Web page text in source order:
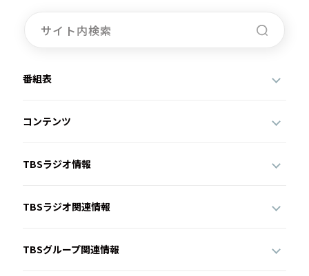
番組表
コンテンツ
TBSラジオ情報
TBSラジオ関連情報
TBSグループ関連情報